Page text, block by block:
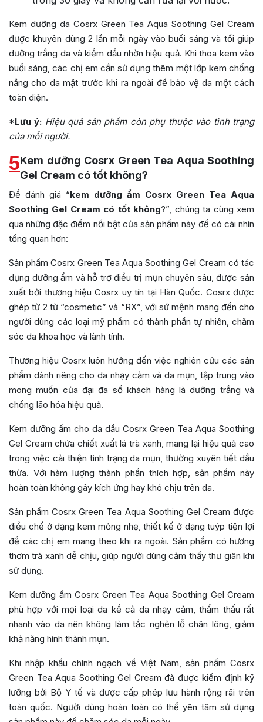
Kem dưỡng da Cosrx Green Tea Aqua Soothing Gel Cream
được khuyên dùng 2 lần mỗi ngày vào buổi sáng và tối giúp
dưỡng trắng da và kiềm dầu nhờn hiệu quả. Khi thoa kem vào
buổi sáng, các chị em cần sử dụng thêm một lớp kem chống
nắng cho da mặt trước khi ra ngoài để bảo vệ da một cách
toàn diện.
*Lưu ý: Hiệu quả sản phẩm còn phụ thuộc vào tình trạng
của mỗi người.
5Kem dưỡng Cosrx Green Tea Aqua Soothing
Gel Cream có tốt không?
Để đánh giá “kem dưỡng ẩm Cosrx Green Tea Aqua
Soothing Gel Cream có tốt không?”, chúng ta cùng xem
qua những đặc điểm nổi bật của sản phẩm này để có cái nhìn
tổng quan hơn:
Sản phẩm Cosrx Green Tea Aqua Soothing Gel Cream có tác
dụng dưỡng ẩm và hỗ trợ điều trị mụn chuyên sâu, được sản
xuất bởi thương hiệu Cosrx uy tín tại Hàn Quốc. Cosrx được
ghép từ 2 từ “cosmetic” và “RX”, với sứ mệnh mang đến cho
người dùng các loại mỹ phẩm có thành phần tự nhiên, chăm
sóc da khoa học và lành tính.
Thương hiệu Cosrx luôn hướng đến việc nghiên cứu các sản
phẩm dành riêng cho da nhạy cảm và da mụn, tập trung vào
mong muốn của đại đa số khách hàng là dưỡng trắng và
chống lão hóa hiệu quả.
Kem dưỡng ẩm cho da dầu Cosrx Green Tea Aqua Soothing
Gel Cream chứa chiết xuất lá trà xanh, mang lại hiệu quả cao
trong việc cải thiện tình trạng da mụn, thường xuyên tiết dầu
thừa. Với hàm lượng thành phần thích hợp, sản phẩm này
hoàn toàn không gây kích ứng hay khó chịu trên da.
Sản phẩm Cosrx Green Tea Aqua Soothing Gel Cream được
điều chế ở dạng kem mỏng nhẹ, thiết kế ở dạng tuýp tiện lợi
để các chị em mang theo khi ra ngoài. Sản phẩm có hương
thơm trà xanh dễ chịu, giúp người dùng cảm thấy thư giãn khi
sử dụng.
Kem dưỡng ẩm Cosrx Green Tea Aqua Soothing Gel Cream
phù hợp với mọi loại da kể cả da nhạy cảm, thẩm thấu rất
nhanh vào da nên không làm tắc nghẽn lỗ chân lông, giảm
khả năng hình thành mụn.
Khi nhập khẩu chính ngạch về Việt Nam, sản phẩm Cosrx
Green Tea Aqua Soothing Gel Cream đã được kiểm định kỹ
lưỡng bởi Bộ Y tế và được cấp phép lưu hành rộng rãi trên
toàn quốc. Người dùng hoàn toàn có thể yên tâm sử dụng